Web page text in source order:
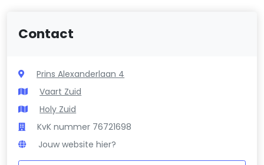
Contact
Prins Alexanderlaan 4
Vaart Zuid
Holy Zuid
KvK nummer 76721698
Jouw website hier?